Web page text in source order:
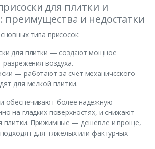
для плитки и
и недостатки
типа присосок:
для плитки — создают мощное
разрежения воздуха.
— работают за счёт механического
для мелкой плитки.
обеспечивают более надёжную
на гладких поверхностях, и снижают
плитки. Прижимные — дешевле и проще,
для тяжёлых или фактурных